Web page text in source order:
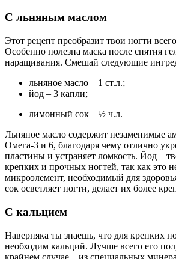
С льняным маслом
Этот рецепт преобразит твои ногти
Особенно полезна маска после снятия
наращивания. Смешай следующие
льняное масло – 1 ст.л.;
йод – 3 капли;
лимонный сок – ½ ч.л.
Льняное масло содержит незаменимые
Омега-3 и 6, благодаря чему отлично
пластины и устраняет ломкость. Йод –
крепких и прочных ногтей, так как это
микроэлемент, необходимый для
сок осветляет ногти, делает их более
С кальцием
Наверняка ты знаешь, что для крепких
необходим кальций. Лучше всего его
крайнем случае – из специальных